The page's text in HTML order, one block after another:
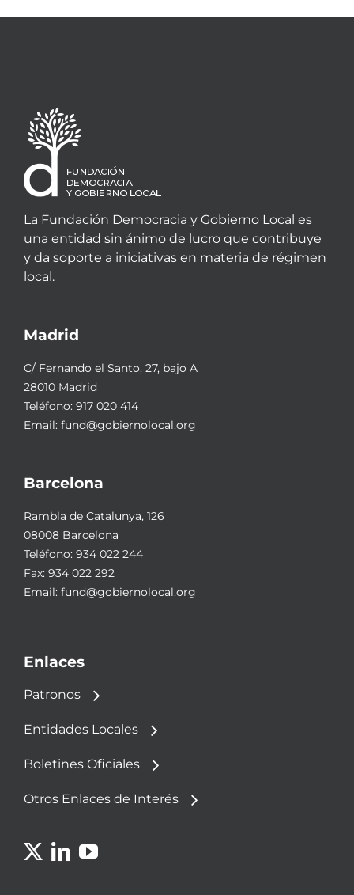
La Fundación Democracia y Gobierno Local es
una entidad sin ánimo de lucro que contribuye
y da soporte a iniciativas en materia de régimen
local.
Madrid
C/ Fernando el Santo, 27, bajo A
28010 Madrid
Teléfono: 917 020 414
Email: fund@gobiernolocal.org
Barcelona
Rambla de Catalunya, 126
08008 Barcelona
Teléfono: 934 022 244
Fax: 934 022 292
Email: fund@gobiernolocal.org
Enlaces
Patronos
Entidades Locales
Boletines Oficiales
Otros Enlaces de Interés